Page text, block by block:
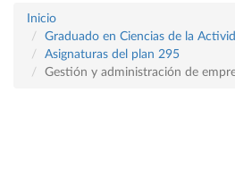
Inicio
Graduado en Ciencias de la
Asignaturas del plan 295
Gestión y administración de